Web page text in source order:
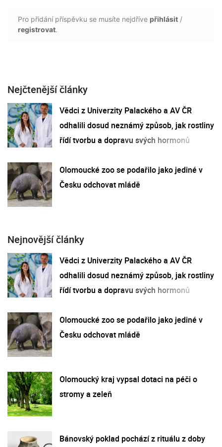
Pro přidání příspěvku se musíte nejdříve přihlásit /
registrovat.
Nejčtenější články
Vědci z Univerzity Palackého a AV ČR
odhalili dosud neznámý způsob, jak rostliny
řídí tvorbu a dopravu svých hormonů
Olomoucké zoo se podařilo jako jediné v
Česku odchovat mládě
Nejnovější články
Vědci z Univerzity Palackého a AV ČR
odhalili dosud neznámý způsob, jak rostliny
řídí tvorbu a dopravu svých hormonů
Olomoucké zoo se podařilo jako jediné v
Česku odchovat mládě
Olomoucký kraj vypsal dotaci na péči o
stromy a zeleň
Bánovský poklad pochází z rituálu z doby